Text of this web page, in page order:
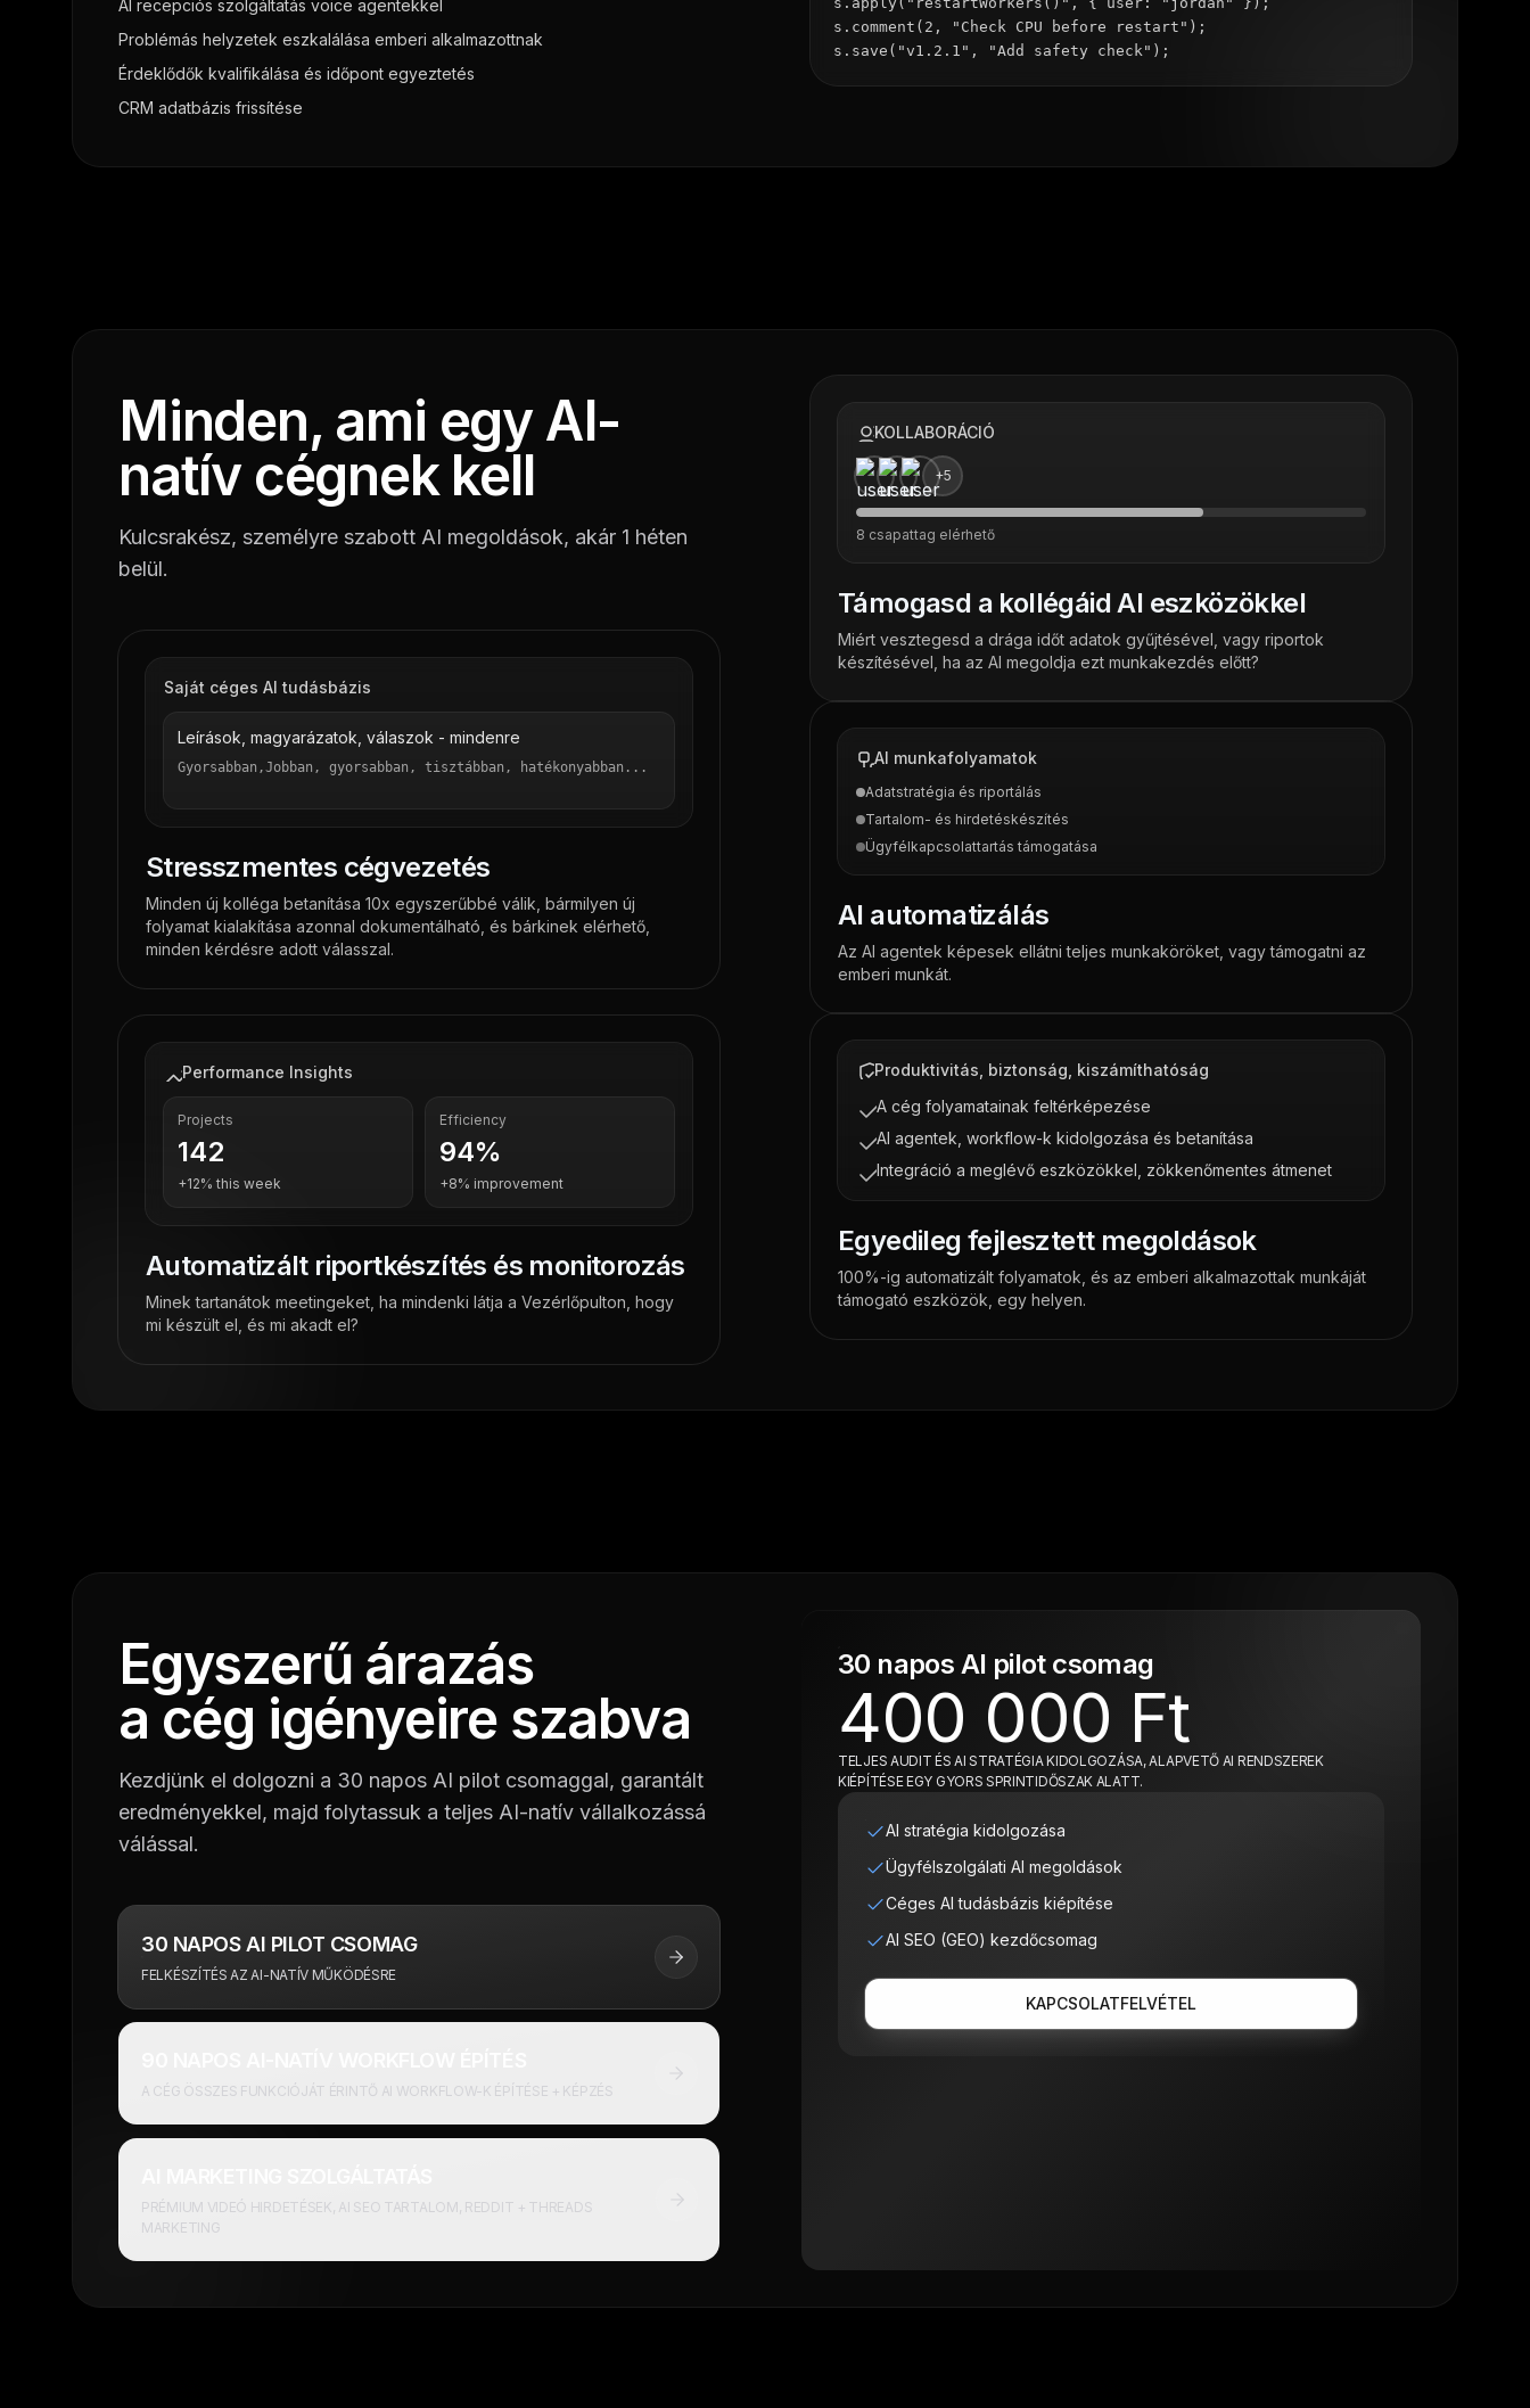
AI recepciós szolgáltatás voice agentekkel
Problémás helyzetek eszkalálása emberi alkalmazottnak
Érdeklődők kvalifikálása és időpont egyeztetés
CRM adatbázis frissítése
s.comment(2, "Check CPU before restart");
s.save("v1.2.1", "Add safety check");
Minden, ami egy AI-
natív cégnek kell
Kulcsrakész, személyre szabott AI megoldások, akár 1 héten
belül.
Saját céges AI tudásbázis
Leírások, magyarázatok, válaszok - mindenre
Jobban
Stresszmentes cégvezetés
Minden új kolléga betanítása 10x egyszerűbbé válik, bármilyen új
folyamat kialakítása azonnal dokumentálható, és bárkinek elérhető,
minden kérdésre adott válasszal.
Performance Insights
Projects
142
+12% this week
Efficiency
94%
+8% improvement
Automatizált riportkészítés és monitorozás
Minek tartanátok meetingeket, ha mindenki látja a Vezérlőpulton, hogy
mi készült el, és mi akadt el?
KOLLABORÁCIÓ
+5
8 csapattag elérhető
Támogasd a kollégáid AI eszközökkel
Miért vesztegesd a drága időt adatok gyűjtésével, vagy riportok
készítésével, ha az AI megoldja ezt munkakezdés előtt?
AI munkafolyamatok
Adatstratégia és riportálás
Tartalom- és hirdetéskészítés
Ügyfélkapcsolattartás támogatása
AI automatizálás
Az AI agentek képesek ellátni teljes munkaköröket, vagy támogatni az
emberi munkát.
Produktivitás, biztonság, kiszámíthatóság
A cég folyamatainak feltérképezése
AI agentek, workflow-k kidolgozása és betanítása
Integráció a meglévő eszközökkel, zökkenőmentes átmenet
Egyedileg fejlesztett megoldások
100%-ig automatizált folyamatok, és az emberi alkalmazottak munkáját
támogató eszközök, egy helyen.
Egyszerű árazás
a cég igényeire szabva
Kezdjünk el dolgozni a 30 napos AI pilot csomaggal, garantált
eredményekkel, majd folytassuk a teljes AI-natív vállalkozássá
válással.
30 NAPOS AI PILOT CSOMAG
FELKÉSZÍTÉS AZ AI-NATÍV MŰKÖDÉSRE
A CÉG ÖSSZES FUNKCIÓJÁT ÉRINTŐ AI WORKFLOW-K ÉPÍTÉSE + KÉPZÉS
PRÉMIUM VIDEÓ HIRDETÉSEK, AI SEO TARTALOM, REDDIT + THREADS
MARKETING
30 napos AI pilot csomag
400 000 Ft
TELJES AUDIT ÉS AI STRATÉGIA KIDOLGOZÁSA, ALAPVETŐ AI RENDSZEREK
KIÉPÍTÉSE EGY GYORS SPRINTIDŐSZAK ALATT.
AI stratégia kidolgozása
Ügyfélszolgálati AI megoldások
Céges AI tudásbázis kiépítése
AI SEO (GEO) kezdőcsomag
KAPCSOLATFELVÉTEL